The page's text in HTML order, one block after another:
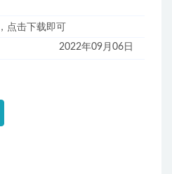
点击下载即可
2022年09月06日